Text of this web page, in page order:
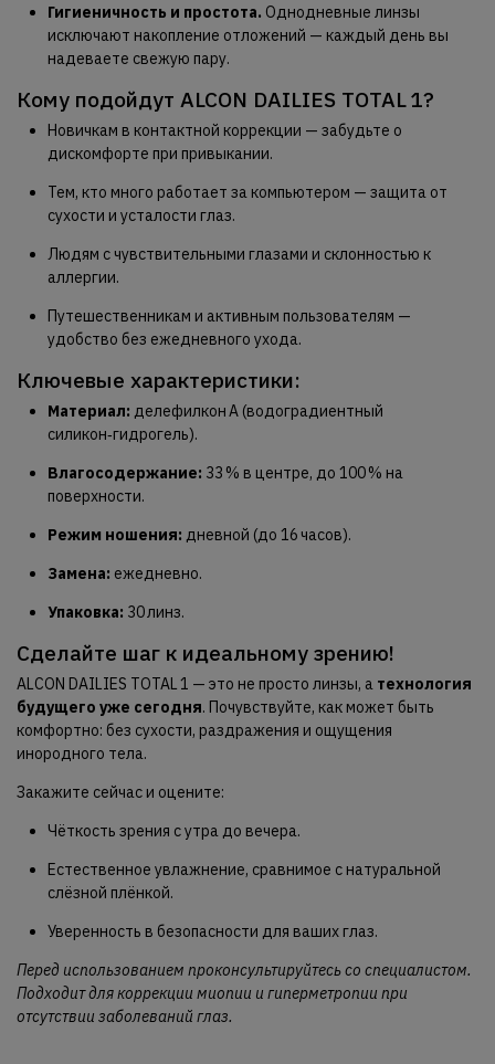
Гигиеничность и простота. Однодневные линзы
исключают накопление отложений — каждый день вы
надеваете свежую пару.
Кому подойдут ALCON DAILIES TOTAL 1?
Новичкам в контактной коррекции — забудьте о
дискомфорте при привыкании.
Тем, кто много работает за компьютером — защита от
сухости и усталости глаз.
Людям с чувствительными глазами и склонностью к
аллергии.
Путешественникам и активным пользователям —
удобство без ежедневного ухода.
Ключевые характеристики:
Материал: делефилкон А (водоградиентный
силикон‑гидрогель).
Влагосодержание: 33 % в центре, до 100 % на
поверхности.
Режим ношения: дневной (до 16 часов).
Замена: ежедневно.
Упаковка: 30 линз.
Сделайте шаг к идеальному зрению!
ALCON DAILIES TOTAL 1 — это не просто линзы, а технология
будущего уже сегодня. Почувствуйте, как может быть
комфортно: без сухости, раздражения и ощущения
инородного тела.
Закажите сейчас и оцените:
Чёткость зрения с утра до вечера.
Естественное увлажнение, сравнимое с натуральной
слёзной плёнкой.
Уверенность в безопасности для ваших глаз.
Перед использованием проконсультируйтесь со специалистом.
Подходит для коррекции миопии и гиперметропии при
отсутствии заболеваний глаз.